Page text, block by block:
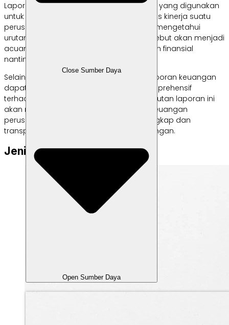
Close Sumber Daya
Open Sumber Daya
Laporan keuangan adalah dokumen vital yang digunakan
untuk menilai kesehatan finansial sekaligus kinerja suatu
perusahaan. Profesi akuntan tentu harus mengetahui
urutan laporan keuangan, sebab hal tersebut akan menjadi
acuan utama dalam penyusunan laporan finansial
nantinya.
Selain itu, mengetahui jenis dan urutan laporan keuangan
dapat memberikan gambaran yang komprehensif
terhadap kondisi finansial perusahaan. Urutan laporan ini
akan memastikan bahwa setiap aspek keuangan
perusahaan dapat dievaluasi secara lengkap dan
transparan oleh para pemangku kepentingan.
Jenis Laporan Keuangan